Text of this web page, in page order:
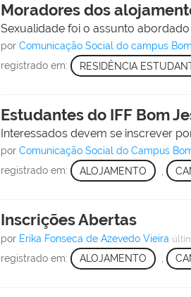
Moradores dos
Sexualidade foi o assunto
porComunicação Social do campus
registrado em: RESIDÊNCIA
Estudantes do IFF Bom
Interessados devem se inscrever
porComunicação Social do Campus
registrado em: ALOJAMENTO
Inscrições Abertas
por Erika Fonseca de Azevedo Vieira
registrado em: ALOJAMENTO ,